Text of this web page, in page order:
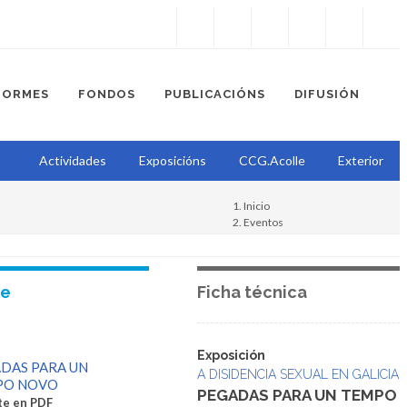
FONDOS PUBLICACIÓNS DIFUSIÓN
Actividades Exposicións CCG.Acolle Exterior
Inicio
Eventos
PARA UN
NOVO
en PDF
Ficha técnica
Exposición
A DISIDENCIA SEXUAL EN GALICIA
PEGADAS PARA UN TEMPO